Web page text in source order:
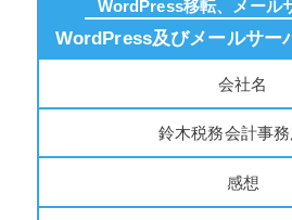
WordPress移転、メール
WordPress及びメールサー
会社名
鈴木税務会計事
感想